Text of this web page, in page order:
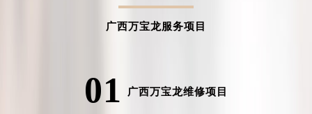
广西万宝龙服务项目
01 广西万宝龙维修项目